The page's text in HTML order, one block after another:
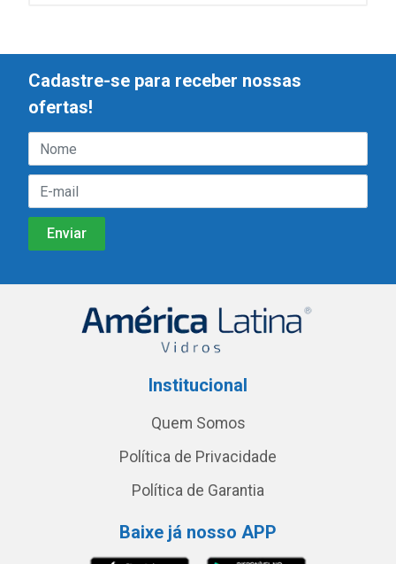
Cadastre-se para receber nossas
ofertas!
Institucional
Quem Somos
Política de Privacidade
Política de Garantia
Baixe já nosso APP